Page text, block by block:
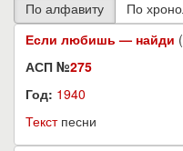
Если любишь — найди (
АСП №275
Год: 1940
Текстпесни